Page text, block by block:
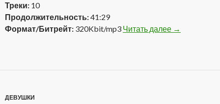
Треки: 10
Продолжительность:41:29
Формат/Битрейт: 320Kbit/mp3 Читать далее Sly &
→
ДЕВУШКИ